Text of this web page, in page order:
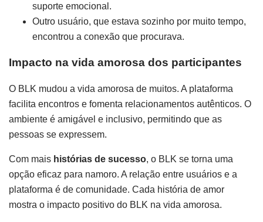
suporte emocional.
Outro usuário, que estava sozinho por muito tempo,
encontrou a conexão que procurava.
Impacto na vida amorosa dos participantes
O BLK mudou a vida amorosa de muitos. A plataforma
facilita encontros e fomenta relacionamentos autênticos. O
ambiente é amigável e inclusivo, permitindo que as
pessoas se expressem.
Com mais histórias de sucesso, o BLK se torna uma
opção eficaz para namoro. A relação entre usuários e a
plataforma é de comunidade. Cada história de amor
mostra o impacto positivo do BLK na vida amorosa.